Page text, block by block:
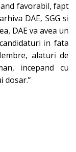
favorabil, fapt
DAE, SGG si
DAE va avea un
in fata
alaturi de
incepand cu
dosar.”